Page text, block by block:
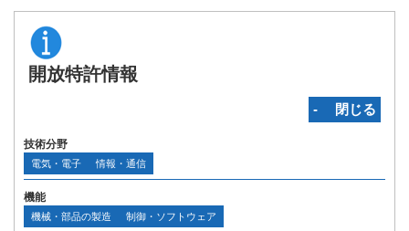
開放特許情報
‐ 閉じる
技術分野
電気・電子 情報・通信
機能
機械・部品の製造 制御・ソフトウェア